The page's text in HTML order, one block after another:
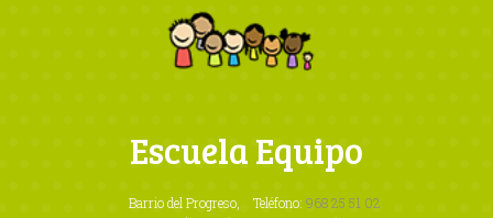
Escuela Equipo
Teléfono: 968 25 51 02
Barrio del Progreso,